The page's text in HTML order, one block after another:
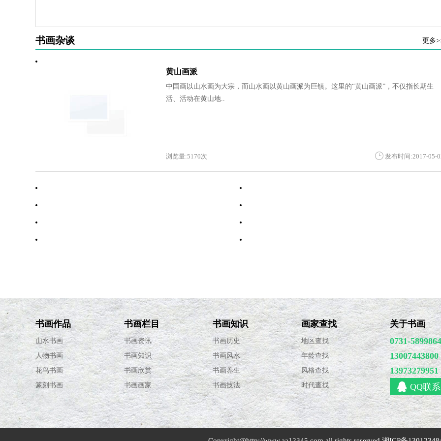
书画杂谈 更多
黄山画派
中国画以山水画为大宗，而山水画以黄山画派为巨镇。这里的“黄山画派”，不仅指长期生
活、活动在黄山地..
浏览量:5170次 发布时间:2017-05-
·
·
·
书画作品
山水书画
人物书画
花鸟书画
篆刻书画
书画栏目
书画资讯
书画知识
书画欣赏
书画画家
书画知识
书画历史
书画风水
书画养生
书画技法
画家查找
地区查找
年龄查找
风格查找
时代查找
关于书画
0731-
13007443800
13973279951
QQ联系